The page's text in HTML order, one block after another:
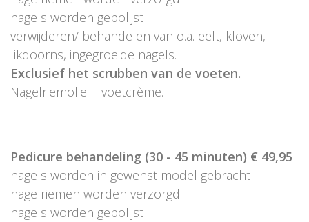
nagels worden gepolijst
verwijderen/ behandelen van o.a. eelt, kloven,
likdoorns, ingegroeide nagels.
Exclusief het scrubben van de voeten.
Nagelriemolie + voetcrème.
Pedicure behandeling (30 - 45 minuten) € 49,95
nagels worden in gewenst model gebracht
nagelriemen worden verzorgd
nagels worden gepolijst